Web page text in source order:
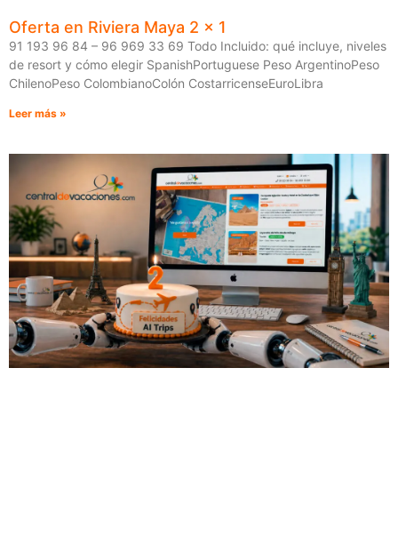
Oferta en Riviera Maya 2 x 1
91 193 96 84 – 96 969 33 69 Todo Incluido: qué incluye, niveles
de resort y cómo elegir SpanishPortuguese Peso ArgentinoPeso
ChilenoPeso ColombianoColón CostarricenseEuroLibra
Leer más »